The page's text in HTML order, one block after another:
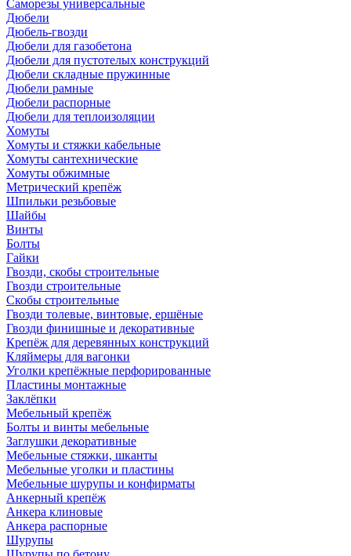
Саморезы универсальные
Дюбели
Дюбель-гвозди
Дюбели для газобетона
Дюбели для пустотелых конструкций
Дюбели складные пружинные
Дюбели рамные
Дюбели распорные
Дюбели для теплоизоляции
Хомуты
Хомуты и стяжки кабельные
Хомуты сантехнические
Хомуты обжимные
Метрический крепёж
Шпильки резьбовые
Шайбы
Винты
Болты
Гайки
Гвозди, скобы строительные
Гвозди строительные
Скобы строительные
Гвозди толевые, винтовые, ершёные
Гвозди финишные и декоративные
Крепёж для деревянных конструкций
Кляймеры для вагонки
Уголки крепёжные перфорированные
Пластины монтажные
Заклёпки
Мебельный крепёж
Болты и винты мебельные
Заглушки декоративные
Мебельные стяжки, шканты
Мебельные уголки и пластины
Мебельные шурупы и конфирматы
Анкерный крепёж
Анкера клиновые
Анкера распорные
Шурупы